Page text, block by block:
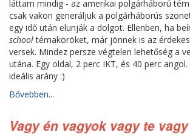
láttam mindig - az amerikai polgárháború
csak vakon generáljuk a polgárháborús
egy idő után elunják a dolgot. Ellenben, ha
schooltémaköröket, már jönnek is az
versek. Mindez persze végtelen lehetőség a
utána. Egy oldal, 2 perc IKT, és 40 perc
ideális arány :)
Bővebben...
Vagy én vagyok vagy te vagy